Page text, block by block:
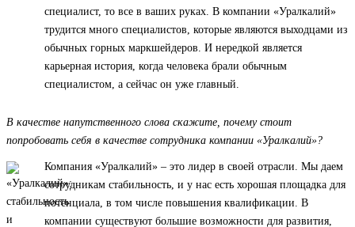
специалист, то все в ваших руках. В компании «Уралкалий»
трудится много специалистов, которые являются выходцами из
обычных горных маркшейдеров. И нередкой является
карьерная история, когда человека брали обычным
специалистом, а сейчас он уже главный.
В качестве напутственного слова скажите, почему стоит
попробовать себя в качестве сотрудника компании «Уралкалий»?
Компания «Уралкалий» – это лидер в своей отрасли. Мы даем
сотрудникам стабильность, и у нас есть хорошая площадка для
потенциала, в том числе повышения квалификации. В
компании существуют большие возможности для развития,